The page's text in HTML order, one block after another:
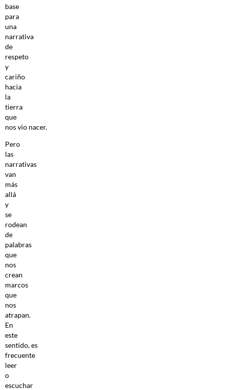
base
para
una
narrativa
de
respeto
y
cariño
hacia
la
tierra
que
nos vio nacer.
Pero
las
narrativas
van
más
allá
y
se
rodean
de
palabras
que
nos
crean
marcos
que
nos
atrapan.
En
este
sentido, es
frecuente
leer
o
escuchar